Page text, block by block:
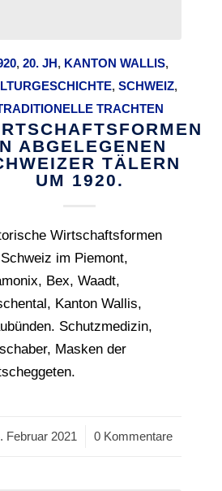
,20. JH, KANTON WALLIS,
, SCHWEIZ,
TRACHTEN
ABGELEGENEN
TÄLERN
UM 1920.
Wirtschaftsformen
im Piemont,
Bex, Waadt,
Kanton Wallis,
Schutzmedizin,
Masken der
Februar 2021
/ 0 Kommentare